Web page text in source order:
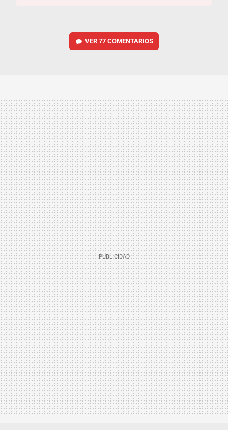
VER 77 COMENTARIOS